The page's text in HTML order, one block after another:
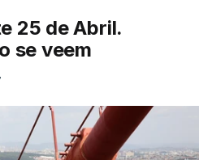
25 de Abril.
se veem